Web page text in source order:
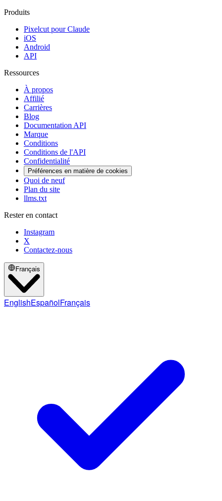
Produits
Pixelcut pour Claude
iOS
Android
API
Ressources
À propos
Affilié
Carrières
Blog
Documentation API
Marque
Conditions
Conditions de l'API
Confidentialité
Préférences en matière de cookies
Quoi de neuf
Plan du site
llms.txt
Rester en contact
Instagram
X
Contactez-nous
Français
EnglishEspañolFrançais